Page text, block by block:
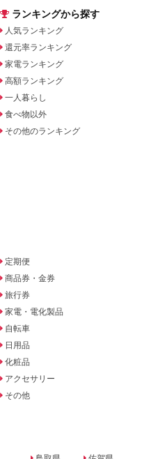
ランキングから探す
人気ランキング
還元率ランキング
家電ランキング
高額ランキング
一人暮らし
食べ物以外
その他のランキング
定期便
商品券・金券
旅行券
家電・電化製品
自転車
日用品
化粧品
アクセサリー
その他